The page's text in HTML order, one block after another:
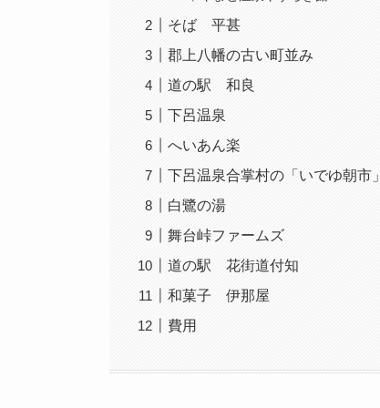
そば 平甚
郡上八幡の古い町並み
道の駅 和良
下呂温泉
へいあん楽
下呂温泉合掌村の「いでゆ朝市」
白鷺の湯
舞台峠ファームズ
道の駅 花街道付知
和菓子 伊那屋
費用